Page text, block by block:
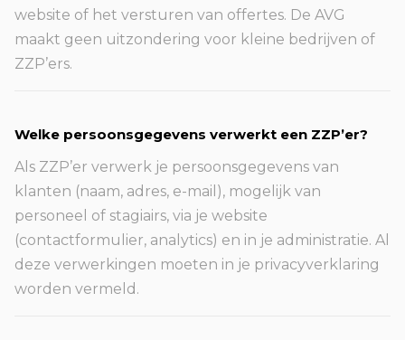
website of het versturen van offertes. De AVG
maakt geen uitzondering voor kleine bedrijven of
ZZP’ers.
Welke persoonsgegevens verwerkt een ZZP’er?
Als ZZP’er verwerk je persoonsgegevens van
klanten (naam, adres, e-mail), mogelijk van
personeel of stagiairs, via je website
(contactformulier, analytics) en in je administratie. Al
deze verwerkingen moeten in je privacyverklaring
worden vermeld.